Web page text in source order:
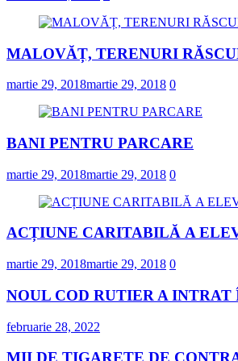
MALOVĂȚ, TERENURI
martie 29, 2018martie 29, 2018 0
BANI PENTRU PARCARE
martie 29, 2018martie 29, 2018 0
ACȚIUNE CARITABILĂ A
martie 29, 2018martie 29, 2018 0
NOUL COD RUTIER A INTRAT
februarie 28, 2022